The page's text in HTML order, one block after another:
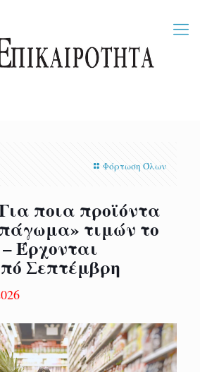
Φόρτωση Όλων
ποια προϊόντα
τιμών το
Έρχονται
Σεπτέμβρη